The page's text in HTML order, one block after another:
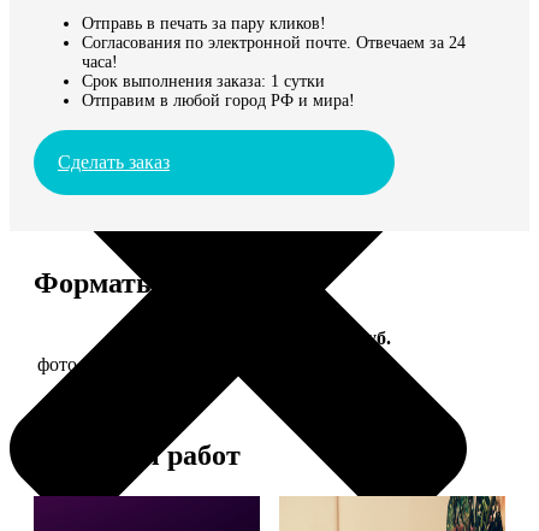
Отправь в печать за пару кликов!
Согласования по электронной почте. Отвечаем за 24
часа!
Срок выполнения заказа: 1 сутки
Отправим в любой город РФ и мира!
Сделать заказ
Форматы и цены
Цена, руб.
фото 10х10 в деревянной рамке
Примеры работ